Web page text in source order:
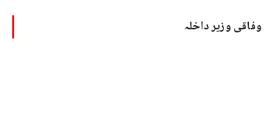
وفاقی وزیر داخلہ